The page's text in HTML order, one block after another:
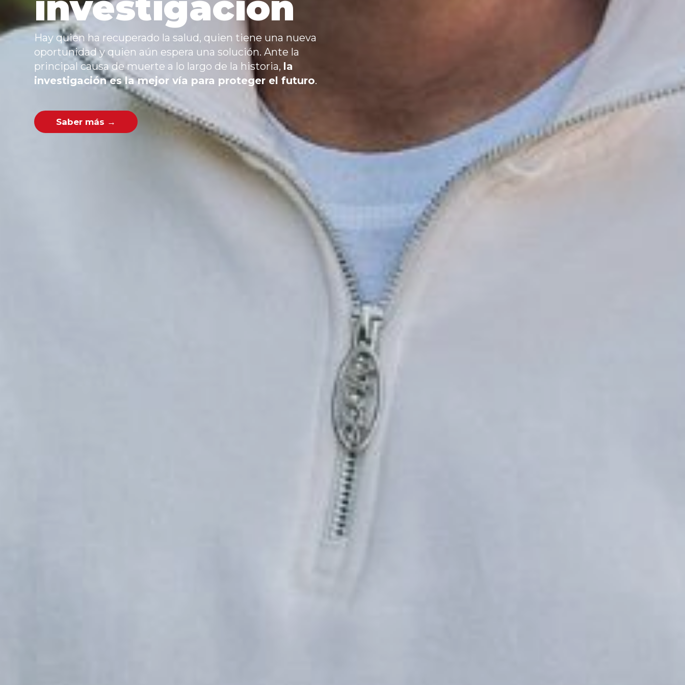
Hay quien ha recuperado la salud, quien tiene una nueva
oportunidad y quien aún espera una solución. Ante la
principal causa de muerte a lo largo de la historia, la
investigación es la mejor vía para proteger el futuro.
Saber más →